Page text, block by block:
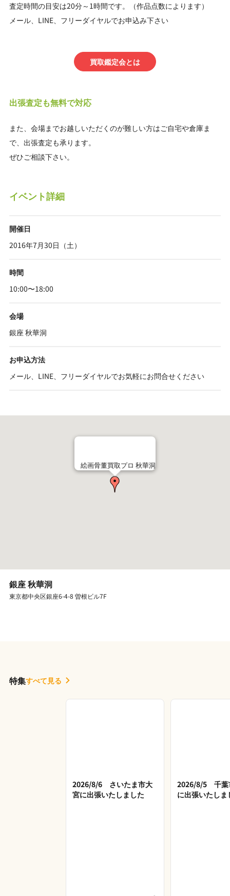
査定時間の目安は20分～1時間です。（作品点数によります）
メール、LINE、フリーダイヤルでお申込み下さい
買取鑑定会とは
出張査定も無料で対応
また、会場までお越しいただくのが難しい方はご自宅や倉庫ま
で、出張査定も承ります。
ぜひご相談下さい。
イベント詳細
開催日
2016年7月30日（土）
時間
10:00〜18:00
会場
銀座 秋華洞
お申込方法
メール、LINE、フリーダイヤルでお気軽にお問合せください
絵画骨董買取プロ 秋華洞
銀座 秋華洞
東京都中央区銀座6-4-8 曽根ビル7F
特集すべて見る
2026/8/6 さいたま市大
宮に出張いたしました
2026/8/5 千葉
に出張いたしま